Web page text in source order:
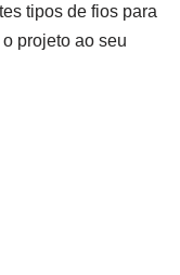
tipos de fios para
projeto ao seu